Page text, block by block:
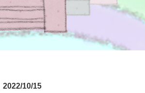
2022/10/15